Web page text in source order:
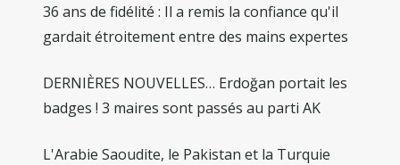
36 ans de fidélité : Il a remis la confiance qu'il
gardait étroitement entre des mains expertes
DERNIÈRES NOUVELLES… Erdoğan portait les
badges ! 3 maires sont passés au parti AK
L'Arabie Saoudite, le Pakistan et la Turquie